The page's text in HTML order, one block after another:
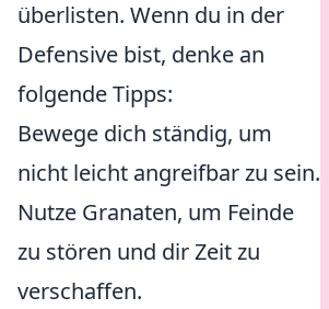
überlisten. Wenn du in der
Defensive bist, denke an
folgende Tipps:
Bewege dich ständig, um
nicht leicht angreifbar zu sein.
Nutze Granaten, um Feinde
zu stören und dir Zeit zu
verschaffen.